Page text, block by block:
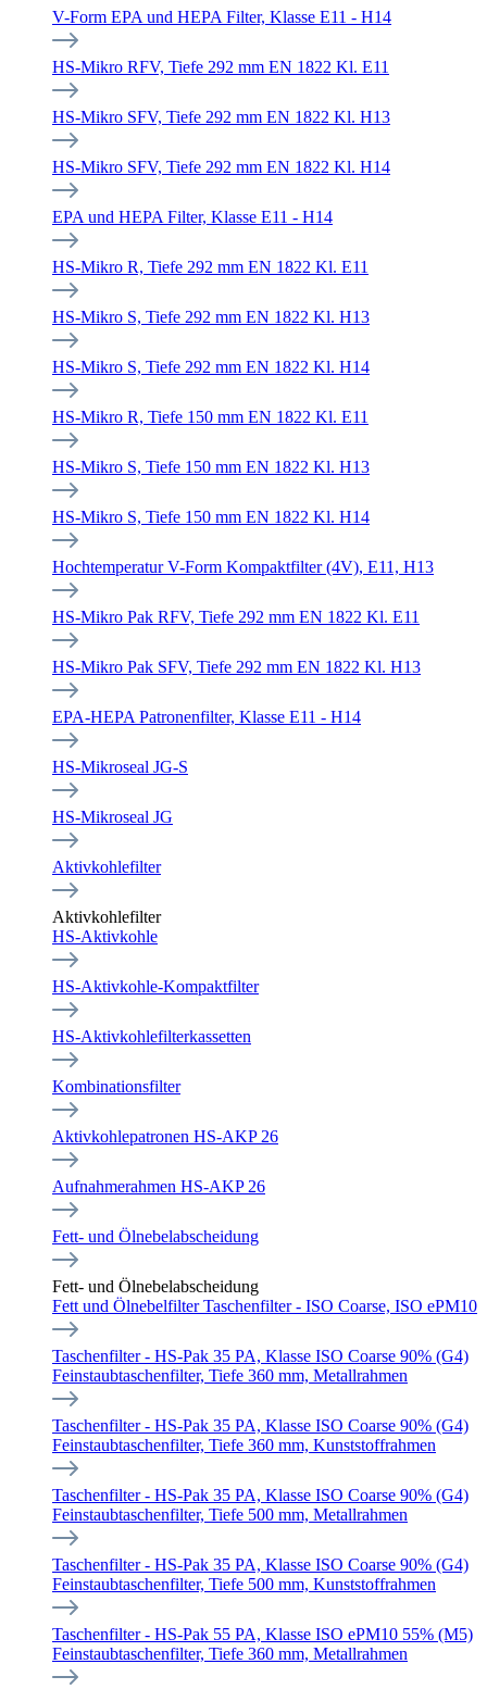
V-Form EPA und HEPA Filter, Klasse E11 - H14
HS-Mikro RFV, Tiefe 292 mm EN 1822 Kl. E11
HS-Mikro SFV, Tiefe 292 mm EN 1822 Kl. H13
HS-Mikro SFV, Tiefe 292 mm EN 1822 Kl. H14
EPA und HEPA Filter, Klasse E11 - H14
HS-Mikro R, Tiefe 292 mm EN 1822 Kl. E11
HS-Mikro S, Tiefe 292 mm EN 1822 Kl. H13
HS-Mikro S, Tiefe 292 mm EN 1822 Kl. H14
HS-Mikro R, Tiefe 150 mm EN 1822 Kl. E11
HS-Mikro S, Tiefe 150 mm EN 1822 Kl. H13
HS-Mikro S, Tiefe 150 mm EN 1822 Kl. H14
Hochtemperatur V-Form Kompaktfilter (4V), E11, H13
HS-Mikro Pak RFV, Tiefe 292 mm EN 1822 Kl. E11
HS-Mikro Pak SFV, Tiefe 292 mm EN 1822 Kl. H13
EPA-HEPA Patronenfilter, Klasse E11 - H14
HS-Mikroseal JG-S
HS-Mikroseal JG
Aktivkohlefilter
Aktivkohlefilter
HS-Aktivkohle
HS-Aktivkohle-Kompaktfilter
HS-Aktivkohlefilterkassetten
Kombinationsfilter
Aktivkohlepatronen HS-AKP 26
Aufnahmerahmen HS-AKP 26
Fett- und Ölnebelabscheidung
Fett- und Ölnebelabscheidung
Fett und Ölnebelfilter Taschenfilter - ISO Coarse, ISO ePM10
Taschenfilter - HS-Pak 35 PA, Klasse ISO Coarse 90% (G4)
Feinstaubtaschenfilter, Tiefe 360 mm, Metallrahmen
Taschenfilter - HS-Pak 35 PA, Klasse ISO Coarse 90% (G4)
Feinstaubtaschenfilter, Tiefe 360 mm, Kunststoffrahmen
Taschenfilter - HS-Pak 35 PA, Klasse ISO Coarse 90% (G4)
Feinstaubtaschenfilter, Tiefe 500 mm, Metallrahmen
Taschenfilter - HS-Pak 35 PA, Klasse ISO Coarse 90% (G4)
Feinstaubtaschenfilter, Tiefe 500 mm, Kunststoffrahmen
Taschenfilter - HS-Pak 55 PA, Klasse ISO ePM10 55% (M5)
Feinstaubtaschenfilter, Tiefe 360 mm, Metallrahmen